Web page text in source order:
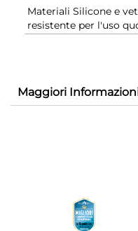
Materiali Silicone e
resistente per l'uso
Maggiori